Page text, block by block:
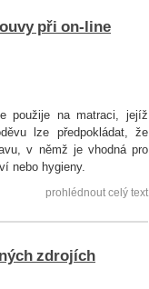
při on-line
použije na matraci, jejíž
lze předpokládat, že
v němž je vhodná pro
nebo hygieny.
prohlédnout celý text
zdrojích